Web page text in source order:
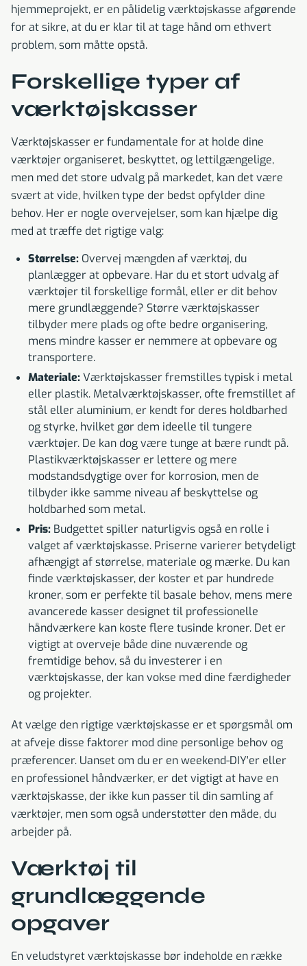
hjemmeprojekt, er en pålidelig værktøjskasse afgørende
for at sikre, at du er klar til at tage hånd om ethvert
problem, som måtte opstå.
Forskellige typer af
værktøjskasser
Værktøjskasser er fundamentale for at holde dine
værktøjer organiseret, beskyttet, og lettilgængelige,
men med det store udvalg på markedet, kan det være
svært at vide, hvilken type der bedst opfylder dine
behov. Her er nogle overvejelser, som kan hjælpe dig
med at træffe det rigtige valg:
Størrelse: Overvej mængden af værktøj, du
planlægger at opbevare. Har du et stort udvalg af
værktøjer til forskellige formål, eller er dit behov
mere grundlæggende? Større værktøjskasser
tilbyder mere plads og ofte bedre organisering,
mens mindre kasser er nemmere at opbevare og
transportere.
Materiale:Værktøjskasser fremstilles typisk i metal
eller plastik. Metalværktøjskasser, ofte fremstillet af
stål eller aluminium, er kendt for deres holdbarhed
og styrke, hvilket gør dem ideelle til tungere
værktøjer. De kan dog være tunge at bære rundt på.
Plastikværktøjskasser er lettere og mere
modstandsdygtige over for korrosion, men de
tilbyder ikke samme niveau af beskyttelse og
holdbarhed som metal.
Pris: Budgettet spiller naturligvis også en rolle i
valget af værktøjskasse. Priserne varierer betydeligt
afhængigt af størrelse, materiale og mærke. Du kan
finde værktøjskasser, der koster et par hundrede
kroner, som er perfekte til basale behov, mens mere
avancerede kasser designet til professionelle
håndværkere kan koste flere tusinde kroner. Det er
vigtigt at overveje både dine nuværende og
fremtidige behov, så du investerer i en
værktøjskasse, der kan vokse med dine færdigheder
og projekter.
At vælge den rigtige værktøjskasse er et spørgsmål om
at afveje disse faktorer mod dine personlige behov og
præferencer. Uanset om du er en weekend-DIY'er eller
en professionel håndværker, er det vigtigt at have en
værktøjskasse, der ikke kun passer til din samling af
værktøjer, men som også understøtter den måde, du
arbejder på.
Værktøj til
grundlæggende
opgaver
En veludstyret værktøjskasse bør indeholde en række